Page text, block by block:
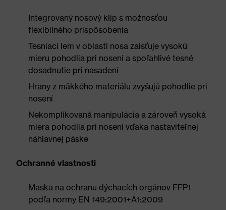
Integrovaný nosový klip s možnosťou
flexibilného prispôsobenia
Tesniaci lem v oblasti nosa zaisťuje vysokú
mieru pohodlia pri nosení a spoľahlivé tesné
dosadnutie pri nasadení
Hrany z mäkkého materiálu zvyšujú pohodlie pri
nosení
Nekomplikovaná manipulácia a zároveň vysoká
miera pohodlia pri nosení vďaka nastaviteľnej
náhlavnej páske
Ochranné vlastnosti
Maska na ochranu dýchacích orgánov FFP1
podľa normy EN 149:2001+A1:2009